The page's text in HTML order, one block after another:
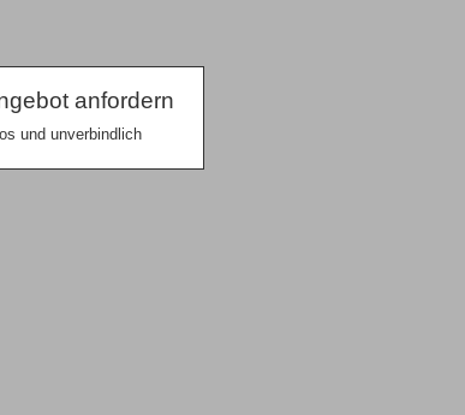
an­for­dern
und unverbindlich